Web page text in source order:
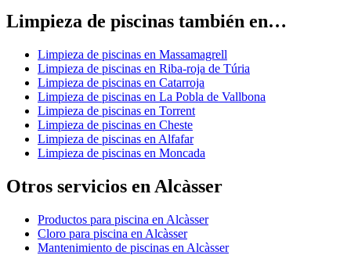
Limpieza de piscinas también en…
Limpieza de piscinas en Massamagrell
Limpieza de piscinas en Riba-roja de Túria
Limpieza de piscinas en Catarroja
Limpieza de piscinas en La Pobla de Vallbona
Limpieza de piscinas en Torrent
Limpieza de piscinas en Cheste
Limpieza de piscinas en Alfafar
Limpieza de piscinas en Moncada
Otros servicios en Alcàsser
Productos para piscina en Alcàsser
Cloro para piscina en Alcàsser
Mantenimiento de piscinas en Alcàsser